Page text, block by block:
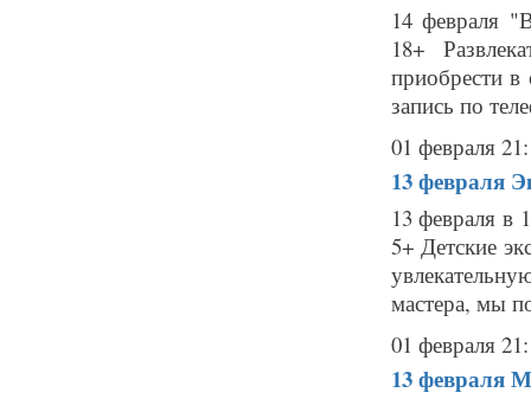
14 февраля
18+
приобрести
запись по
01 февраля
13 февраля
13 февраля в
5+ Детские
мастера, мы
01 февраля
13 февраля